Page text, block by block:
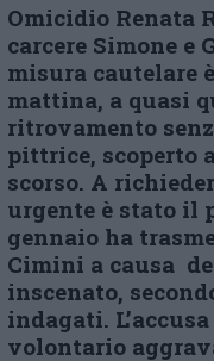
Omicidio Renata
carcere Simone e
misura cautelare
mattina, a quasi
ritrovamento
pittrice, scoperto
scorso. A
urgente è stato il
gennaio ha
Cimini a causa
inscenato,
indagati.
volontario